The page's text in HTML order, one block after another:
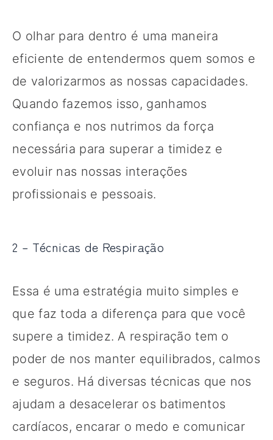
O olhar para dentro é uma maneira
eficiente de entendermos quem somos e
de valorizarmos as nossas capacidades.
Quando fazemos isso, ganhamos
confiança e nos nutrimos da força
necessária para superar a timidez e
evoluir nas nossas interações
profissionais e pessoais.
2 – Técnicas de Respiração
Essa é uma estratégia muito simples e
que faz toda a diferença para que você
supere a timidez. A respiração tem o
poder de nos manter equilibrados, calmos
e seguros. Há diversas técnicas que nos
ajudam a desacelerar os batimentos
cardíacos, encarar o medo e comunicar